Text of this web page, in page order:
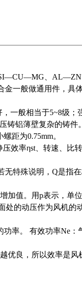
、AL—ZN
金一般做通用件，具
一般相当于5~8级；
铸铝薄壁复杂的铸件
距为0.75mm。
效率ηst、转速、比
无特殊说明，Q是指
值。用p表示，单位
的动压作为风机的
率。 有效功率Ne：
优良，所以效率是风